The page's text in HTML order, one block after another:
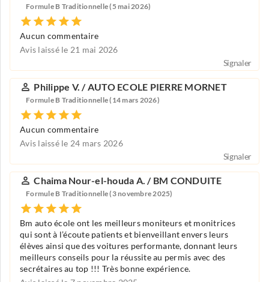
Formule B Traditionnelle (5 mai 2026)
Aucun commentaire
Avis laissé le 21 mai 2026
Signaler
Philippe V. / AUTO ECOLE PIERRE MORNET
Formule B Traditionnelle (14 mars 2026)
Aucun commentaire
Avis laissé le 24 mars 2026
Signaler
Chaima Nour-el-houda A. / BM CONDUITE
Formule B Traditionnelle (3 novembre 2025)
Bm auto école ont les meilleurs moniteurs et monitrices
qui sont à l’écoute patients et bienveillant envers leurs
élèves ainsi que des voitures performante, donnant leurs
meilleurs conseils pour la réussite au permis avec des
secrétaires au top !!! Très bonne expérience.